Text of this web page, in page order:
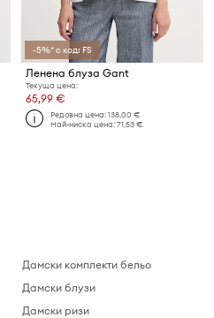
-5%* с код: FS
Ленена блуза Gant
Текуща цена:
65,99 €
Редовна цена:138,00 €
Най-ниска цена:71,53 €
Дамски комплекти бельо
Дамски блузи
Дамски ризи